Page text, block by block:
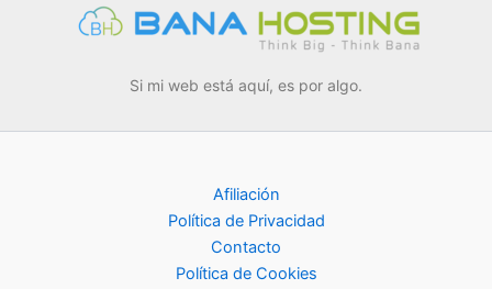
Si mi web está aquí, es por algo.
Afiliación
Política de Privacidad
Contacto
Política de Cookies